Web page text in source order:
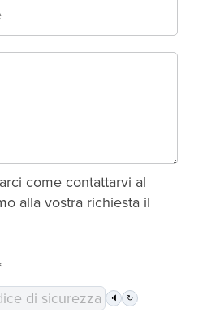
come contattarvi al
alla vostra richiesta il
🔈 ↻